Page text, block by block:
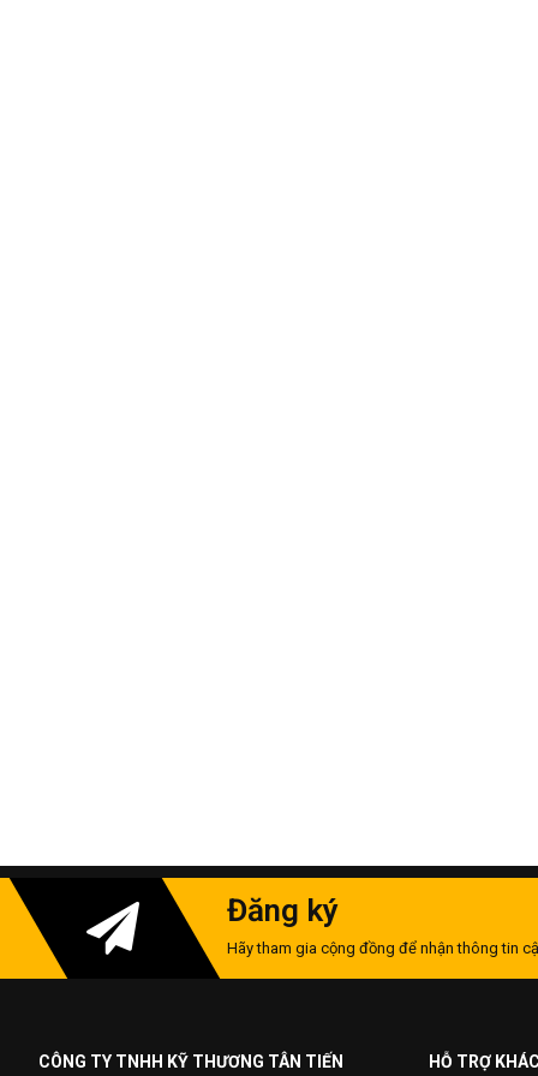
Đăng ký
Hãy tham gia cộng đồng để nhận thông tin
CÔNG TY TNHH KỸ THƯƠNG TÂN TIẾN HỖ TRỢ